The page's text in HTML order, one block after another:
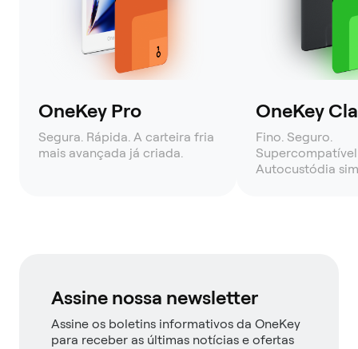
OneKey Pro
Segura. Rápida. A carteira fria
mais avançada já criada.
OneKey
Fino. Seguro.
Autocustódia
Assine nossa newsletter
Assine os boletins informativos da OneKey
para receber as últimas notícias e ofertas